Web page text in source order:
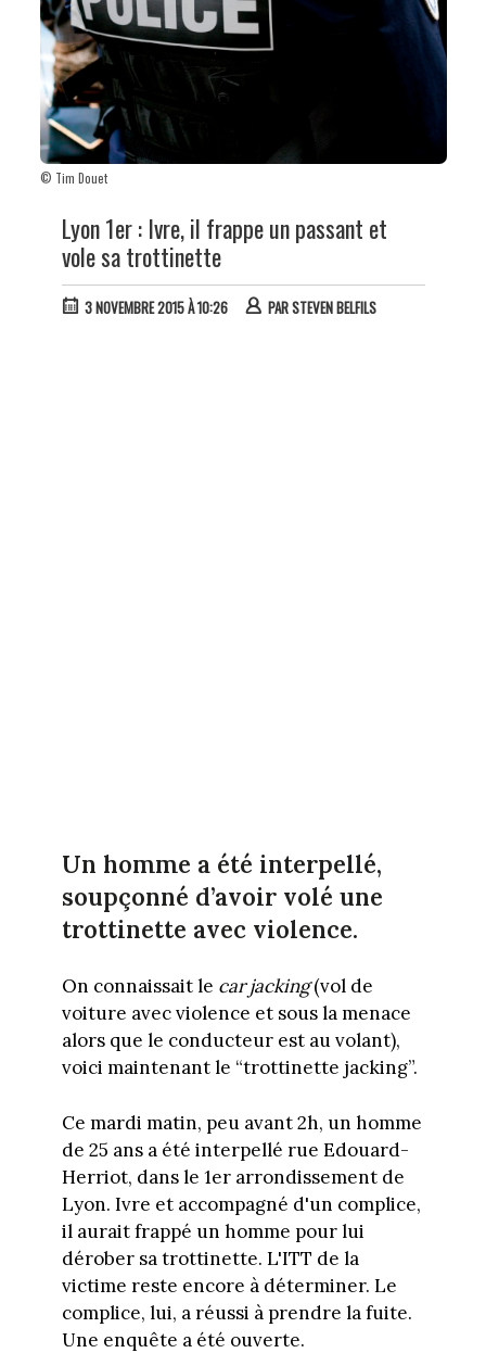
© Tim Douet
Lyon 1er : Ivre, il frappe un passant et
vole sa trottinette
3 NOVEMBRE 2015 À 10:26 PARSTEVEN BELFILS
Un homme a été interpellé,
soupçonné d’avoir volé une
trottinette avec violence.
On connaissait le car jacking(vol de
voiture avec violence et sous la menace
alors que le conducteur est au volant),
voici maintenant le “trottinette jacking”.
Ce mardi matin, peu avant 2h, un homme
de 25 ans a été interpellé rue Edouard-
Herriot, dans le 1er arrondissement de
Lyon. Ivre et accompagné d'un complice,
il aurait frappé un homme pour lui
dérober sa trottinette. L'ITT de la
victime reste encore à déterminer. Le
complice, lui, a réussi à prendre la fuite.
Une enquête a été ouverte.